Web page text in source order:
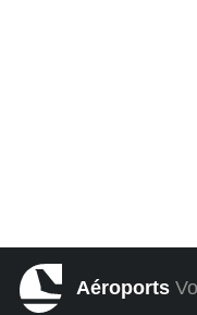
Aéroports